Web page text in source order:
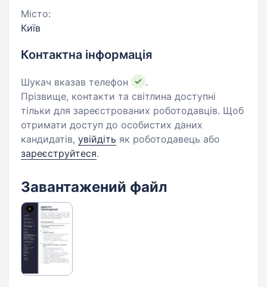
Місто:
Київ
Контактна інформація
Шукач вказав телефон
.
Прізвище, контакти та світлина доступні
тільки для зареєстрованих роботодавців. Щоб
отримати доступ до особистих даних
кандидатів, увійдіть як роботодавець або
зареєструйтеся.
Завантажений файл